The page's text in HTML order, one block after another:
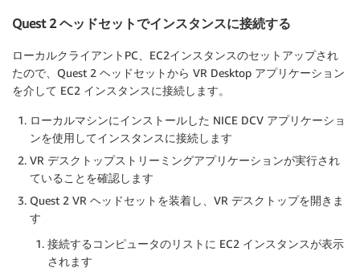
Quest 2 ヘッドセットでインスタンスに接続する
ローカルクライアントPC、EC2インスタンスのセットアップされ
たので、Quest 2 ヘッドセットから VR Desktop アプリケーション
を介して EC2 インスタンスに接続します。
ローカルマシンにインストールした NICE DCV アプリケーショ
ンを使用してインスタンスに接続します
VR デスクトップストリーミングアプリケーションが実行され
ていることを確認します
Quest 2 VR ヘッドセットを装着し、VR デスクトップを開きま
す
接続するコンピュータのリストに EC2 インスタンスが表示
されます